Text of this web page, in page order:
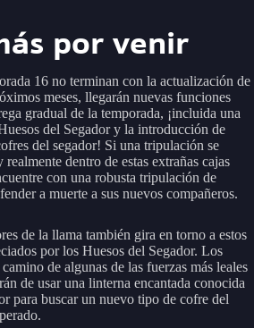
por venir
16 no terminan con la actualización de
meses, llegarán nuevas funciones
gradual de la temporada, ¡incluida una
del Segador y la introducción de
del segador! Si una tripulación se
dentro de estas extrañas cajas
con una robusta tripulación de
a muerte a sus nuevos compañeros.
de la llama también gira en torno a estos
por los Huesos del Segador. Los
de algunas de las fuerzas más leales
de usar una linterna encantada conocida
para buscar un nuevo tipo de cofre del